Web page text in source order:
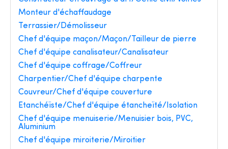
Monteur d'échaffaudage
Terrassier/Démolisseur
Chef d'équipe maçon/Maçon/Tailleur de pierre
Chef d'équipe canalisateur/Canalisateur
Chef d'équipe coffrage/Coffreur
Charpentier/Chef d'équipe charpente
Couvreur/Chef d'équipe couverture
Etanchéïste/Chef d'équipe étancheïté/Isolation
Chef d'équipe menuiserie/Menuisier bois, PVC,
Aluminium
Chef d'équipe miroiterie/Miroitier